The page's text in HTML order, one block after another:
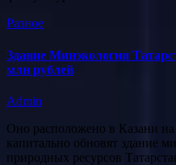
Разное
Здание Минэкологии
млн рублей
Admin
Оно расположено в Казани на улице Павлюхина. В Казани
капитально обновят здание
природных ресурсов